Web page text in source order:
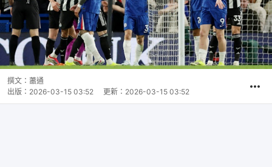
撰文： 蕭通
出版： 2026-03-15 03:52 更新： 2026-03-15 03:52